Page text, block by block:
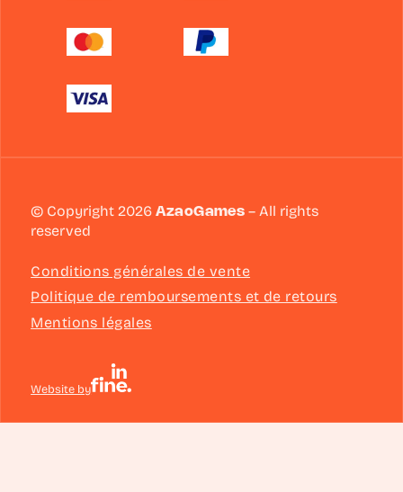
© Copyright 2026AzaoGames – All rights
reserved
Conditions générales de vente
Politique de remboursements et de retours
Mentions légales
Website by